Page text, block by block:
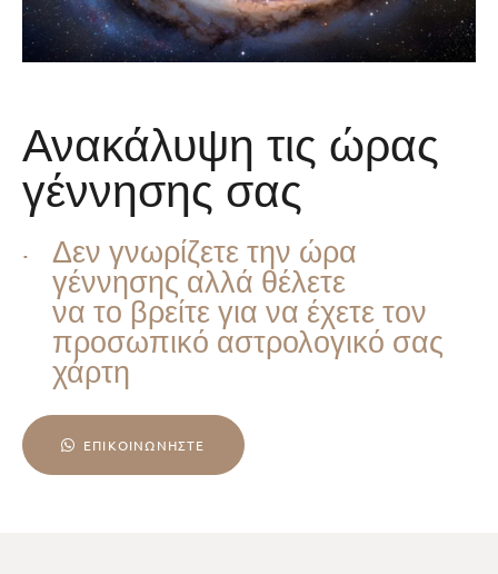
Ανακάλυψη τις ώρας
γέννησης σας
Δεν γνωρίζετε την ώρα
γέννησης αλλά θέλετε
να το βρείτε για να έχετε τον
προσωπικό αστρολογικό σας
χάρτη
ΕΠΙΚΟΙΝΩΝΉΣΤΕ